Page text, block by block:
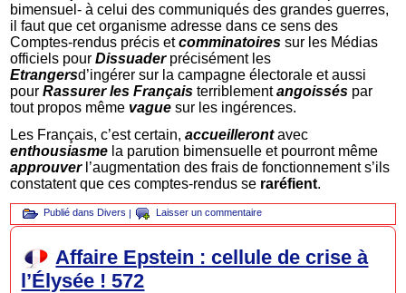
bimensuel- à celui des communiqués des grandes guerres,
il faut que cet organisme adresse dans ce sens des
Comptes-rendus précis etcomminatoiressur les Médias
officiels pourDissuaderprécisément les
Etrangersd’ingérer sur la campagne électorale et aussi
pourRassurer les Français terriblementangoissés par
tout propos même vaguesur les ingérences.
Les Français, c’est certain,accueillerontavec
enthousiasme la parution bimensuelle et pourront même
approuver l’augmentation des frais de fonctionnement s’ils
constatent que ces comptes-rendus se raréfient.
Publié dans Divers | Laisser un commentaire
Affaire Epstein : cellule de crise à
l’Élysée ! 572